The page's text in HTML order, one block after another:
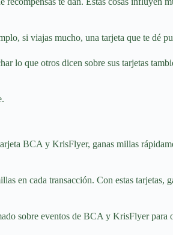
si viajas mucho, una tarjeta que te dé
lo que otros dicen sobre sus tarjetas
BCA y KrisFlyer, ganas millas
en cada transacción. Con estas tarjetas,
sobre eventos de BCA y KrisFlyer para